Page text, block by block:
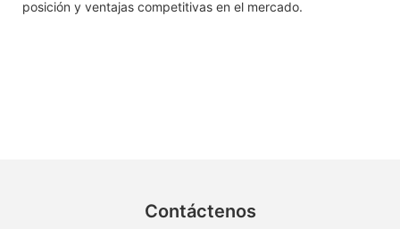
posición y ventajas competitivas en el mercado.
Contáctenos